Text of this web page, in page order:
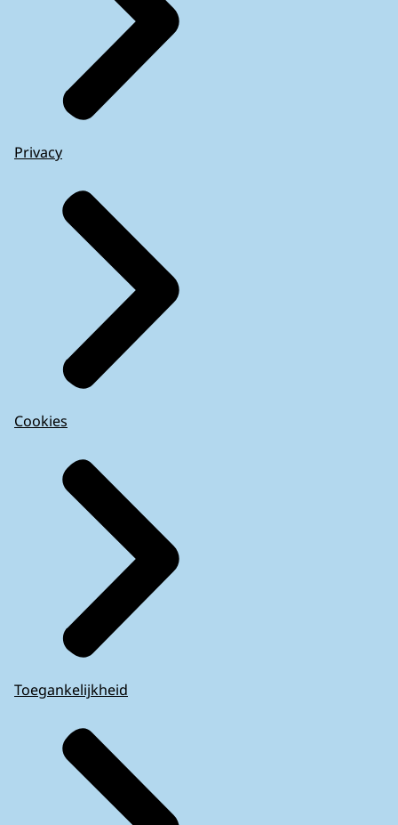
Privacy
Cookies
Toegankelijkheid